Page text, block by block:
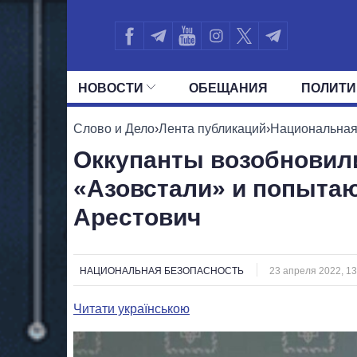
НОВОСТИ ОБЕЩАНИЯ
ВСЕ ПОЛИТИКИ ПРЕЗИДЕНТ И
Слово и Дело›Лента публикаций›
Оккупанты
«Азовстали» и
Арестович
НАЦИОНАЛЬНАЯ БЕЗОПАСНОСТЬ 23 апреля 2022,
Читати українською